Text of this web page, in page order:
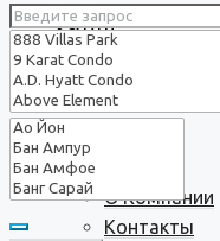
Услуги
О нас
О Компании
Контакты